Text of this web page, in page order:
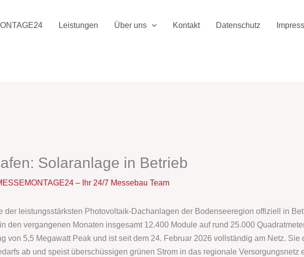
Leistungen Über uns Kontakt Datenschutz
Solaranlage in Betrieb
– Ihr 24/7 Messebau Team
der leistungsstärksten Photovoltaik-Dachanlagen der Bodenseeregion offiziell in
den vergangenen Monaten insgesamt 12.400 Module auf rund 25.000
von 5,5 Megawatt Peak und ist seit dem 24. Februar 2026 vollständig am Netz. Sie
ab und speist überschüssigen grünen Strom in das regionale Versorgungsnetz